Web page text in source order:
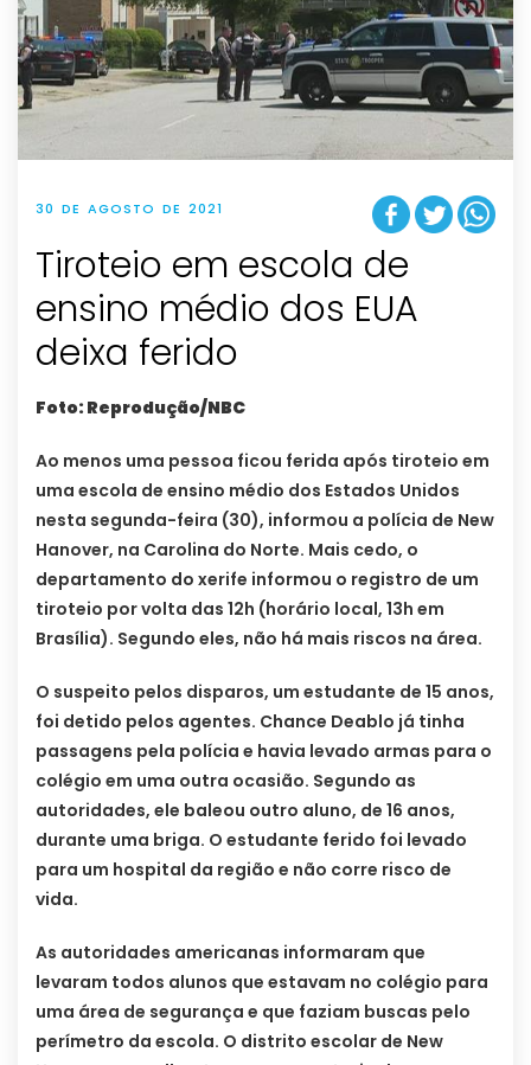
30 DE AGOSTO DE 2021
Tiroteio em escola de
ensino médio dos EUA
deixa ferido
Foto: Reprodução/NBC
Ao menos uma pessoa ficou ferida após tiroteio em
uma escola de ensino médio dos Estados Unidos
nesta segunda-feira (30), informou a polícia de New
Hanover, na Carolina do Norte. Mais cedo, o
departamento do xerife informou o registro de um
tiroteio por volta das 12h (horário local, 13h em
Brasília). Segundo eles, não há mais riscos na área.
O suspeito pelos disparos, um estudante de 15 anos,
foi detido pelos agentes. Chance Deablo já tinha
passagens pela polícia e havia levado armas para o
colégio em uma outra ocasião. Segundo as
autoridades, ele baleou outro aluno, de 16 anos,
durante uma briga. O estudante ferido foi levado
para um hospital da região e não corre risco de
vida.
As autoridades americanas informaram que
levaram todos alunos que estavam no colégio para
uma área de segurança e que faziam buscas pelo
perímetro da escola. O distrito escolar de New